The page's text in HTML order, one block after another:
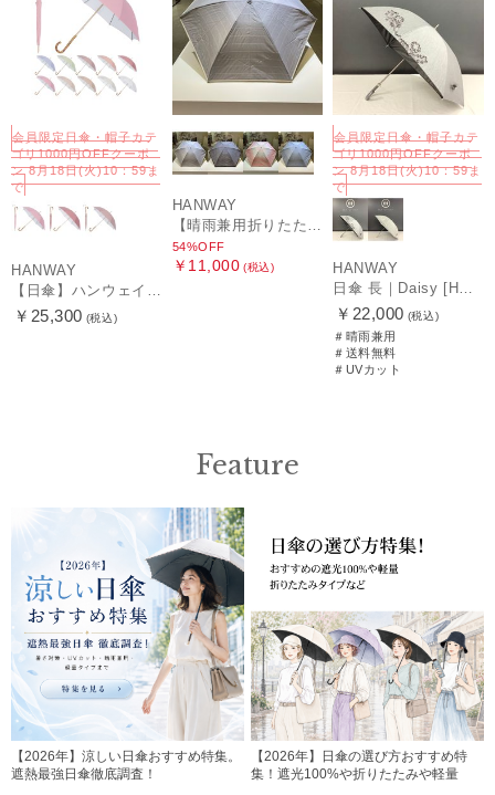
会員限定日傘・帽子カテ
ゴリ1000円OFFクーポ
ン 8月18日(火)10：59ま
で
HANWAY
【日傘】ハンウェイ (HANWAY) Pシエスタ 白ラミネート ナチュラルカラー 長傘 オールウェザー 遮光 竹手元 晴雨兼用 UV 日本製
￥25,300 (税込)
HANWAY
【晴雨兼用折りたたみ日傘】ハンウェイ (HANWAY) Socal Gir（ソーカル・ガール） 暑さ対策、紫外線対策、親骨：～50cm 雨の日OK 遮光 UV 晴雨兼用
54%OFF
￥11,000 (税込)
会員限定日傘・帽子カテ
ゴリ1000円OFFクーポ
ン 8月18日(火)10：59ま
で
HANWAY
￥22,000 (税込)
＃晴雨兼用
＃送料無料
＃UVカット
Feature
【2026年】涼しい日傘おすすめ特集。
遮熱最強日傘徹底調査！
【2026年】日傘の選び方おすすめ特
集！遮光100%や折りたたみや軽量